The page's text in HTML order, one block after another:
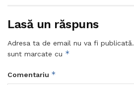
Lasă un răspuns
Adresa ta de email nu va fi publicată.
sunt marcate cu *
Comentariu *